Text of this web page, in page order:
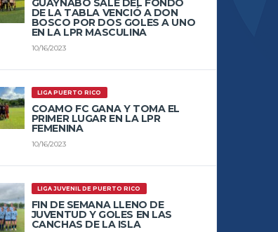
GUAYNABO SALE DEL FONDO
DE LA TABLA VENCIÓ A DON
BOSCO POR DOS GOLES A UNO
EN LA LPR MASCULINA
10/16/2023
LIGA PUERTO RICO
COAMO FC GANA Y TOMA EL
PRIMER LUGAR EN LA LPR
FEMENINA
10/16/2023
LIGA JUVENIL DE PUERTO RICO
FIN DE SEMANA LLENO DE
JUVENTUD Y GOLES EN LAS
CANCHAS DE LA ISLA